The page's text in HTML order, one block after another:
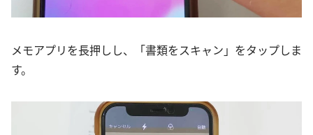
メモアプリを長押しし、「書類をスキャン」をタップしま
す。